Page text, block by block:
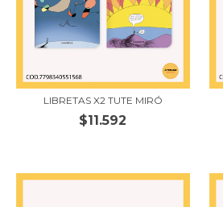
LIBRETAS X2 TUTE MIRÓ
$11.592